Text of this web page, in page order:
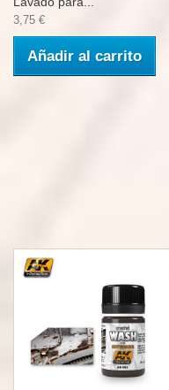
3,75 €
Añadir al carrito